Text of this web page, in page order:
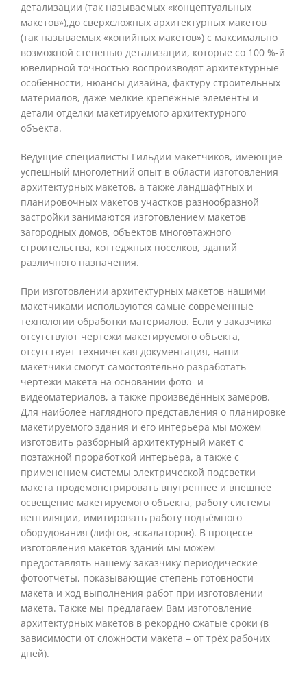
детализации (так называемых «концептуальных
макетов»),до сверхсложных архитектурных макетов
(так называемых «копийных макетов») с максимально
возможной степенью детализации, которые со 100 %-й
ювелирной точностью воспроизводят архитектурные
особенности, нюансы дизайна, фактуру строительных
материалов, даже мелкие крепежные элементы и
детали отделки макетируемого архитектурного
объекта.
Ведущие специалисты Гильдии макетчиков, имеющие
успешный многолетний опыт в области изготовления
архитектурных макетов, а также ландшафтных и
планировочных макетов участков разнообразной
застройки занимаются изготовлением макетов
загородных домов, объектов многоэтажного
строительства, коттеджных поселков, зданий
различного назначения.
При изготовлении архитектурных макетов нашими
макетчиками используются самые современные
технологии обработки материалов. Если у заказчика
отсутствуют чертежи макетируемого объекта,
отсутствует техническая документация, наши
макетчики смогут самостоятельно разработать
чертежи макета на основании фото- и
видеоматериалов, а также произведённых замеров.
Для наиболее наглядного представления о планировке
макетируемого здания и его интерьера мы можем
изготовить разборный архитектурный макет с
поэтажной проработкой интерьера, а также с
применением системы электрической подсветки
макета продемонстрировать внутреннее и внешнее
освещение макетируемого объекта, работу системы
вентиляции, имитировать работу подъёмного
оборудования (лифтов, эскалаторов). В процессе
изготовления макетов зданий мы можем
предоставлять нашему заказчику периодические
фотоотчеты, показывающие степень готовности
макета и ход выполнения работ при изготовлении
макета. Также мы предлагаем Вам изготовление
архитектурных макетов в рекордно сжатые сроки (в
зависимости от сложности макета – от трёх рабочих
дней).